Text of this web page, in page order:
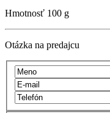
Hmotnosť 100 g
Otázka na predajcu